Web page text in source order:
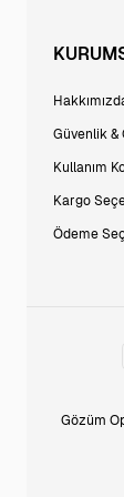
Güvenlik &
Kullanım
Kargo
Ödeme
Gözüm